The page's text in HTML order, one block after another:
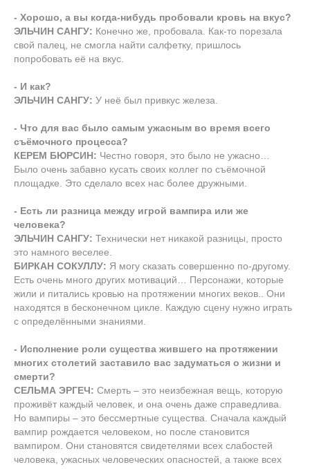
- Хорошо, а вы когда-нибудь пробовали кровь на вкус?
ЭЛЬЧИН САНГУ: Конечно же, пробовала. Как-то порезала
свой палец, не смогла найти салфетку, пришлось
попробовать её на вкус.
- И как?
ЭЛЬЧИН САНГУ: У неё был привкус железа.
- Что для вас было самым ужасным во время всего
съёмочного процесса?
КЕРЕМ БЮРСИН: Честно говоря, это было не ужасно…
Было очень забавно кусать своих коллег по съёмочной
площадке. Это сделало всех нас более дружными.
- Есть ли разница между игрой вампира или же
человека?
ЭЛЬЧИН САНГУ: Технически нет никакой разницы, просто
это намного веселее.
БИРКАН СОКУЛЛУ: Я могу сказать совершенно по-другому.
Есть очень много других мотиваций… Персонажи, которые
жили и питались кровью на протяжении многих веков.. Они
находятся в бесконечном цикле. Каждую сцену нужно играть
с определёнными знаниями.
- Исполнение роли существа жившего на протяжении
многих столетий заставило вас задуматься о жизни и
смерти?
СЕЛЬМА ЭРГЕЧ: Смерть – это неизбежная вещь, которую
проживёт каждый человек, и она очень даже справедлива.
Но вампиры – это бессмертные существа. Сначала каждый
вампир рождается человеком, но после становится
вампиром. Они становятся свидетелями всех слабостей
человека, ужасных человеческих опасностей, а также всех